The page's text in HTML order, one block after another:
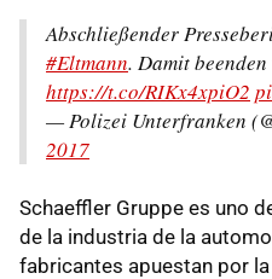
Abschließender
#Eltmann. Damit
https://t.co/RIKx4xpiO2
— Polizei Unterfranken
2017
Schaeffler Gruppe es uno
de la industria de la
fabricantes apuestan por la